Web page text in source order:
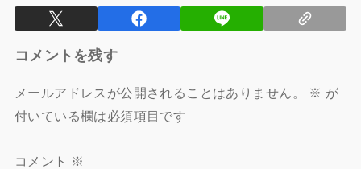
コメントを残す
メールアドレスが公開されることはありません。 ※ が
付いている欄は必須項目です
コメント ※